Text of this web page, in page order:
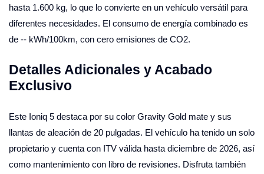
hasta 1.600 kg, lo que lo convierte en un vehículo versátil para
diferentes necesidades. El consumo de energía combinado es
de -- kWh/100km, con cero emisiones de CO2.
Detalles Adicionales y Acabado
Exclusivo
Este Ioniq 5 destaca por su color Gravity Gold mate y sus
llantas de aleación de 20 pulgadas. El vehículo ha tenido un solo
propietario y cuenta con ITV válida hasta diciembre de 2026, así
como mantenimiento con libro de revisiones. Disfruta también